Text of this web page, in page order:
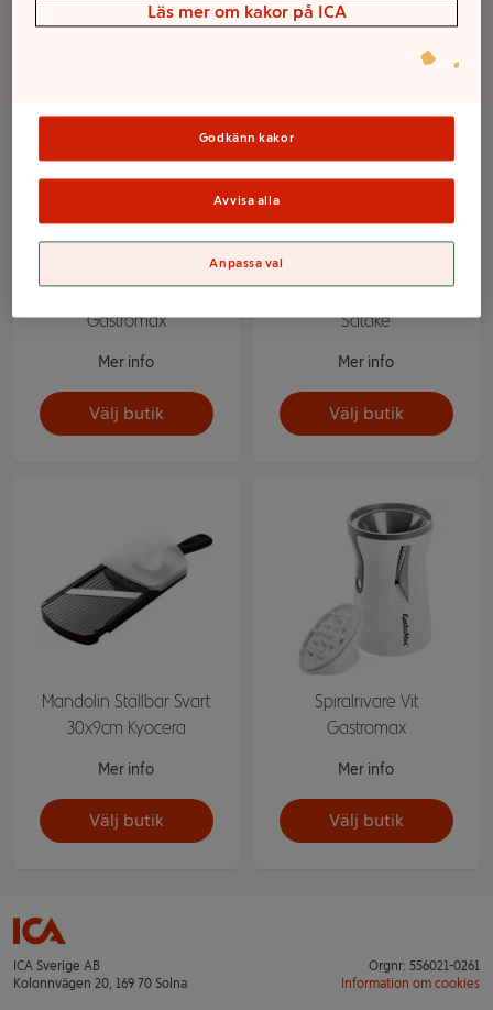
Mandolin 30x12,5x4cm
Gastromax
Mer info
Välj butik
Mandolin keramisk Tina
Satake
Mer info
Välj butik
Mandolin Ställbar Svart
30x9cm Kyocera
Mer info
Välj butik
Spiralrivare Vit
Gastromax
Mer info
Välj butik
ICA Sverige AB
Kolonnvägen 20, 169 70 Solna
Orgnr: 556021-0261
Information om cookies
Läs mer om kakor på ICA
Godkänn kakor
Avvisa alla
Anpassa val